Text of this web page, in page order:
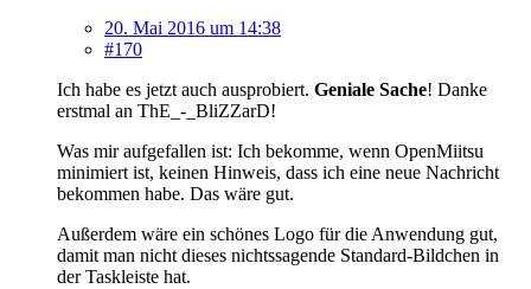
20. Mai 2016 um 14:38
#170
Ich habe es jetzt auch ausprobiert. Geniale Sache! Danke
erstmal an ThE_-_BliZZarD!
Was mir aufgefallen ist: Ich bekomme, wenn OpenMiitsu
minimiert ist, keinen Hinweis, dass ich eine neue Nachricht
bekommen habe. Das wäre gut.
Außerdem wäre ein schönes Logo für die Anwendung gut,
damit man nicht dieses nichtssagende Standard-Bildchen in
der Taskleiste hat.